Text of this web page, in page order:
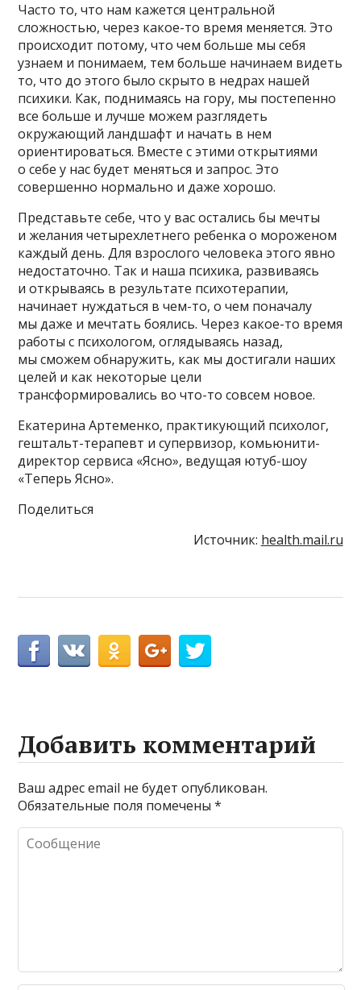
Часто то, что нам кажется центральной
сложностью, через какое-то время меняется. Это
происходит потому, что чем больше мы себя
узнаем и понимаем, тем больше начинаем видеть
то, что до этого было скрыто в недрах нашей
психики. Как, поднимаясь на гору, мы постепенно
все больше и лучше можем разглядеть
окружающий ландшафт и начать в нем
ориентироваться. Вместе с этими открытиями
о себе у нас будет меняться и запрос. Это
совершенно нормально и даже хорошо.
Представьте себе, что у вас остались бы мечты
и желания четырехлетнего ребенка о мороженом
каждый день. Для взрослого человека этого явно
недостаточно. Так и наша психика, развиваясь
и открываясь в результате психотерапии,
начинает нуждаться в чем-то, о чем поначалу
мы даже и мечтать боялись. Через какое-то время
работы с психологом, оглядываясь назад,
мы сможем обнаружить, как мы достигали наших
целей и как некоторые цели
трансформировались во что-то совсем новое.
Екатерина Артеменко, практикующий психолог,
гештальт-терапевт и супервизор, комьюнити-
директор сервиса «Ясно», ведущая ютуб-шоу
«Теперь Ясно».
Поделиться
Источник: health.mail.ru
Добавить комментарий
Ваш адрес email не будет опубликован.
Обязательные поля помечены*